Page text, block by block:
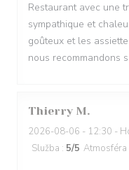
Restaurant avec une
sympathique et
goûteux et les
nous recommandons
Thierry M
2026-08-06 - 12:30 -
Služba : 5/5 Atmosféra